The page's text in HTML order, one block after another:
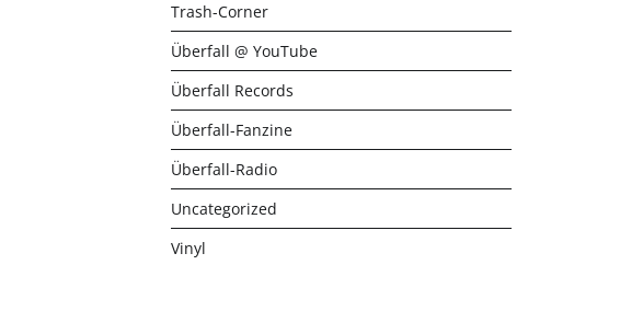
Trash-Corner
Überfall @ YouTube
Überfall Records
Überfall-Fanzine
Überfall-Radio
Uncategorized
Vinyl